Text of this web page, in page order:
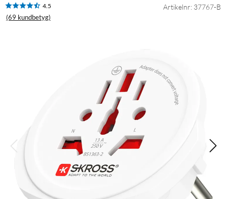
4.5
(69 kundbetyg)
Artikelnr: 37767-B